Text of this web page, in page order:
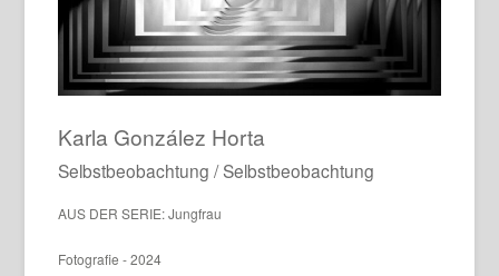
Karla González Horta
Selbstbeobachtung / Selbstbeobachtung
AUS DER SERIE: Jungfrau
Fotografie - 2024